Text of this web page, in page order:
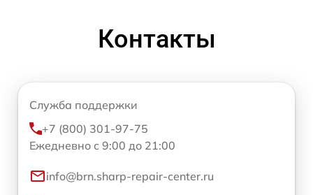
Контакты
Служба поддержки
+7 (800) 301-97-75
Ежедневно с 9:00 до 21:00
info@brn.sharp-repair-center.ru